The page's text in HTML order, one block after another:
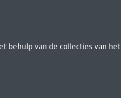
behulp van de collecties van het